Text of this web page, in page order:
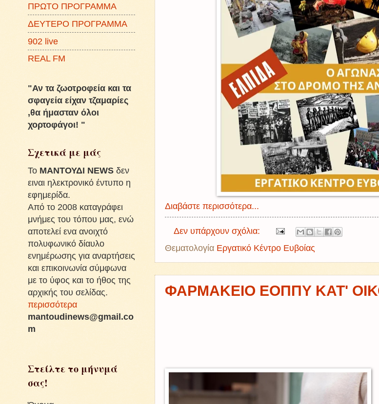
Διαβάστε περισσότερα...
Δεν υπάρχουν σχόλια:
Θεματολογία Εργατικό Κέντρο Ευβοίας
ΦΑΡΜΑΚΕΙΟ ΕΟΠΠΥ ΚΑΤ'
ΠΡΩΤΟ ΠΡΟΓΡΑΜΜΑ
ΔΕΥΤΕΡΟ ΠΡΟΓΡΑΜΜΑ
902 live
REAL FM
"Αν τα ζωοτροφεία και τα
σφαγεία είχαν τζαμαρίες
,θα ήμασταν όλοι
χορτοφάγοι! "
Σχετικά με μάς
To ΜΑΝΤΟΥΔΙ NEWS δεν
ειναι ηλεκτρονικό έντυπο η
εφημερίδα.
Από το 2008 καταγράφει
μνήμες του τόπου μας, ενώ
αποτελεί ενα ανοιχτό
πολυφωνικό δίαυλο
ενημέρωσης για αναρτήσεις
και επικοινωνία σύμφωνα
με το ύφος και το ήθος της
αρχικής του σελίδας.
περισσότερα
mantoudinews@gmail.co
m
Στείλτε το μήνυμά
σας!